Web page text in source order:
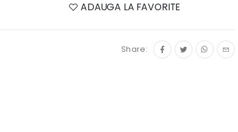
ADAUGA LA FAVORITE
Share: